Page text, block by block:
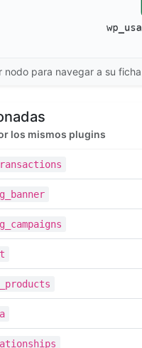
nodo para navegar a su
los mismos plugins